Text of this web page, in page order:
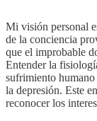
Mi visión personal
de la conciencia
que el improbable
Entender la
sufrimiento
la depresión. Este
reconocer los